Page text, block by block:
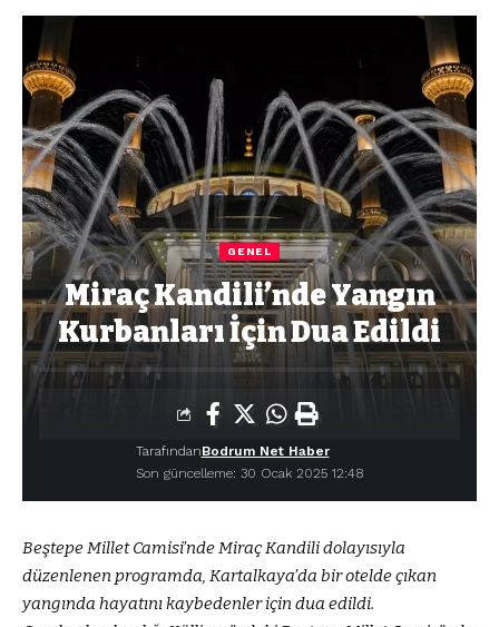
GENEL
Miraç Kandili’nde Yangın
Kurbanları İçin Dua Edildi
Son güncelleme: 30 Ocak 2025 12:48
TarafındanBodrum Net Haber
Beştepe Millet Camisi’nde Miraç Kandili dolayısıyla
düzenlenen programda, Kartalkaya’da bir otelde çıkan
yangında hayatını kaybedenler için dua edildi.